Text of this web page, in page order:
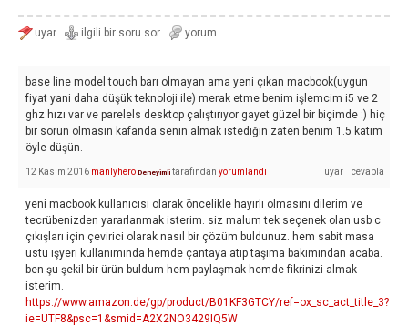
base line model touch barı olmayan ama yeni çıkan macbook(uygun
fiyat yani daha düşük teknoloji ile) merak etme benim işlemcim i5 ve 2
ghz hızı var ve parelels desktop çalıştırıyor gayet güzel bir biçimde :) hiç
bir sorun olmasın kafanda senin almak istediğin zaten benim 1.5 katım
öyle düşün.
12 Kasım 2016 manlyhero Deneyimli tarafından yorumlandı
yeni macbook kullanıcısı olarak öncelikle hayırlı olmasını dilerim ve
tecrübenizden yararlanmak isterim. siz malum tek seçenek olan usb c
çıkışları için çevirici olarak nasıl bir çözüm buldunuz. hem sabit masa
üstü işyeri kullanımında hemde çantaya atıp taşıma bakımından acaba.
ben şu şekil bir ürün buldum hem paylaşmak hemde fikrinizi almak
isterim.
https://www.amazon.de/gp/product/B01KF3GTCY/ref=ox_sc_act_title_3?
ie=UTF8&psc=1&smid=A2X2NO3429IQ5W